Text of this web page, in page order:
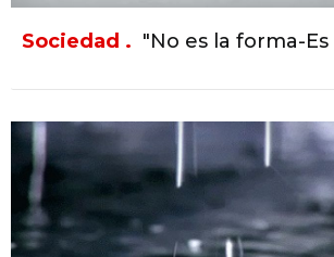
Sociedad . "No es la forma-